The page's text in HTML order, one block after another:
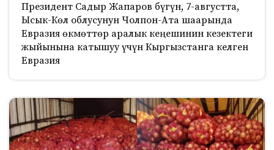
Президент Садыр Жапаров бүгүн, 7-августта,
Ысык-Көл облусунун Чолпон-Ата шаарында
Евразия өкмөттөр аралык кеңешинин кезектеги
жыйынына катышуу үчүн Кыргызстанга келген
Евразия